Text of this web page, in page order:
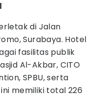
di Jalan
Surabaya. Hotel
fasilitas publik
Al-Akbar, CITO
SPBU, serta
memiliki total 226